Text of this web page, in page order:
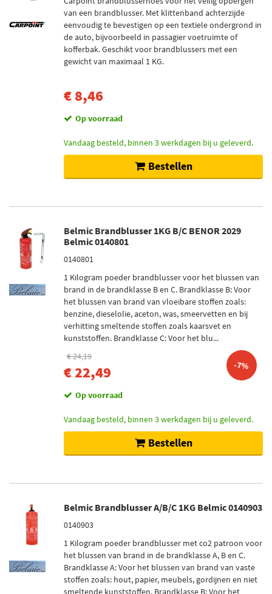
Osec (2)
Op voorraad (10)
van een brandblusser. Met klittenband achterzijde
eenvoudig te bevestigen op een textiele ondergrond in
de auto, bijvoorbeeld in passagier voetruimte of
kofferbak. Geschikt voor brandblussers met een
gewicht van maximaal 1 KG.
€ 8,46
Op voorraad
Vandaag besteld, binnen 3 werkdagen bij u geleverd.
Bestellen
Belmic Brandblusser 1KG B/C BENOR 2029
Belmic 0140801
0140801
1 Kilogram poeder brandblusser voor het blussen van
brand in de brandklasse B en C. Brandklasse B: Voor
het blussen van brand van vloeibare stoffen zoals:
benzine, dieselolie, aceton, was, smeervetten en bij
verhitting smeltende stoffen zoals kaarsvet en
kunststoffen. Brandklasse C: Voor het blu...
€ 24,19
€ 22,49 -7%
Op voorraad
Vandaag besteld, binnen 3 werkdagen bij u geleverd.
Bestellen
Belmic Brandblusser A/B/C 1KG Belmic 0140903
0140903
1 Kilogram poeder brandblusser met co2 patroon voor
het blussen van brand in de brandklasse A, B en C.
Brandklasse A: Voor het blussen van brand van vaste
stoffen zoals: hout, papier, meubels, gordijnen en niet
smeltende kunststoffen. Brandklasse B: Voor het